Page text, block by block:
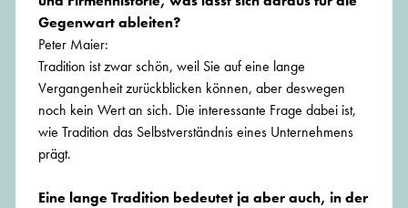
Gegenwart ableiten?
Peter Maier:
Tradition ist zwar schön, weil Sie auf eine lange
Vergangenheit zurückblicken können, aber deswegen
noch kein Wert an sich. Die interessante Frage dabei ist,
wie Tradition das Selbstverständnis eines Unternehmens
prägt.
Eine lange Tradition bedeutet ja aber auch, in der